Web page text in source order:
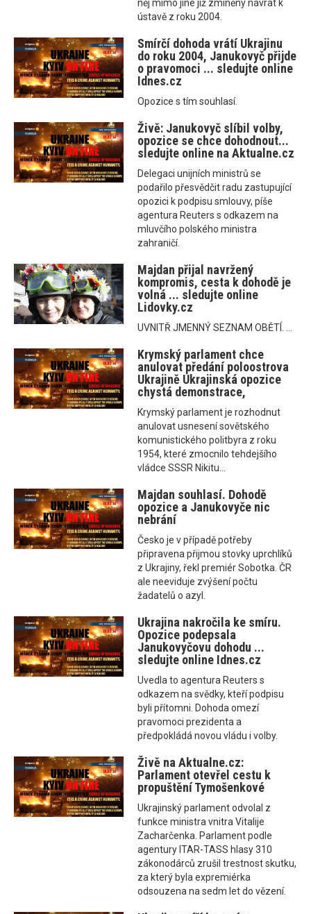
něj mimo jiné již zmíněný návrat k
ústavě z roku 2004.
Smírčí dohoda vrátí Ukrajinu
do roku 2004, Janukovyč přijde
o pravomoci ... sledujte online
Idnes.cz
Opozice s tím souhlasí.
Živě: Janukovyč slíbil volby,
opozice se chce dohodnout...
sledujte online na Aktualne.cz
Delegaci unijních ministrů se
podařilo přesvědčit radu zastupující
opozici k podpisu smlouvy, píše
agentura Reuters s odkazem na
mluvčího polského ministra
zahraničí.
Majdan přijal navržený
kompromis, cesta k dohodě je
volná ... sledujte online
Lidovky.cz
UVNITŘ JMENNÝ SEZNAM OBĚTÍ. ...
Krymský parlament chce
anulovat předání poloostrova
Ukrajině Ukrajinská opozice
chystá demonstrace,
Krymský parlament je rozhodnut
anulovat usnesení sovětského
komunistického politbyra z roku
1954, které zmocnilo tehdejšího
vládce SSSR Nikitu...
Majdan souhlasí. Dohodě
opozice a Janukovyče nic
nebrání
Česko je v případě potřeby
připravena přijmou stovky uprchlíků
z Ukrajiny, řekl premiér Sobotka. ČR
ale neeviduje zvýšení počtu
žadatelů o azyl.
Ukrajina nakročila ke smíru.
Opozice podepsala
Janukovyčovu dohodu ...
sledujte online Idnes.cz
Uvedla to agentura Reuters s
odkazem na svědky, kteří podpisu
byli přítomni. Dohoda omezí
pravomoci prezidenta a
předpokládá novou vládu i volby.
Živě na Aktualne.cz:
Parlament otevřel cestu k
propuštění Tymošenkové
Ukrajinský parlament odvolal z
funkce ministra vnitra Vitalije
Zacharčenka. Parlament podle
agentury ITAR-TASS hlasy 310
zákonodárců zrušil trestnost skutku,
za který byla expremiérka
odsouzena na sedm let do vězení.